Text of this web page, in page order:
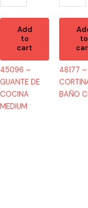
Add
to
cart
45096 –
GUANTE DE
COCINA
MEDIUM
to
48177 –
BAÑO